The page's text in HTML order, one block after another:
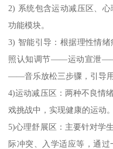
2) 系统包含运动减压区、
功能模块。
3) 智能引导：根据理性情
照认知调节——运动宣泄
——音乐放松三步骤，引导用
4)运动减压区：两种不良情
戏挑战中，实现健康的运动。
5)心理舒展区：主要针对学
际冲突、入学适应等，通